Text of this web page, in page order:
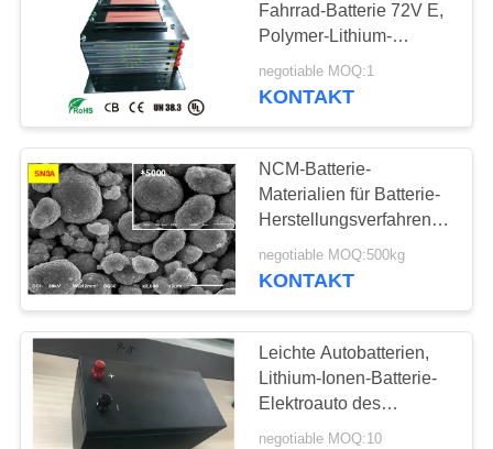
Batteriewechselschrank
18
ESS-Batterie
Fahrrad-Batterie 72V E,
Polymer-Lithium-
Batterien für elektrische
Fahrräder/Fahrzeug
negotiable MOQ:1
KONTAKT
NCM-Batterie-
Materialien für Batterie-
Herstellungsverfahren,
Autobatterie-Materialien
negotiable MOQ:500kg
KONTAKT
Leichte Autobatterien,
Lithium-Ionen-Batterie-
Elektroauto des
Polymer-25.2V68Ah
negotiable MOQ:10